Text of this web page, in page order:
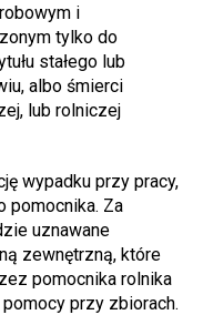
i
tylko do
stałego lub
albo śmierci
lub rolniczej
wypadku przy pracy,
pomocnika. Za
uznawane
zewnętrzną, które
pomocnika rolnika
przy zbiorach.